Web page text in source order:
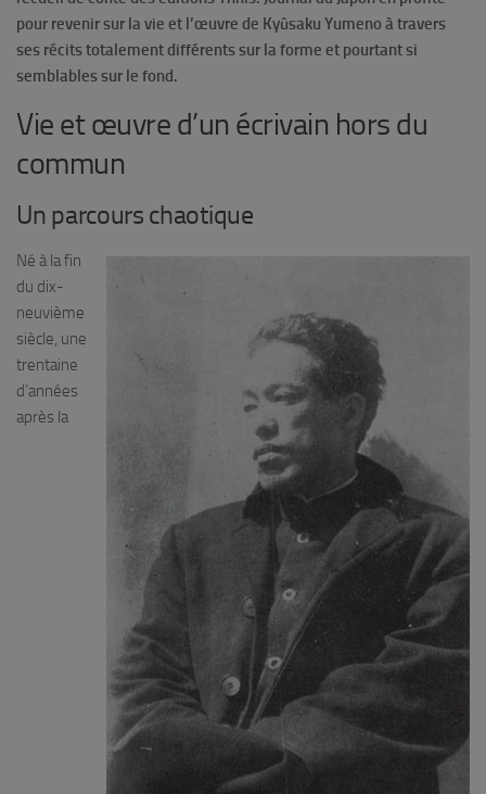
pour revenir sur la vie et l’œuvre de Kyûsaku Yumeno à travers
ses récits totalement différents sur la forme et pourtant si
semblables sur le fond.
Vie et œuvre d’un écrivain hors du
commun
Un parcours chaotique
Né à la fin
du dix-
neuvième
siècle, une
trentaine
d’années
après la